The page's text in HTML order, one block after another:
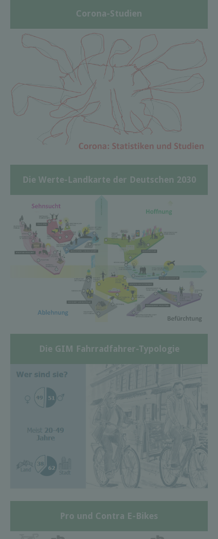
Corona-Studien
Die Werte-Landkarte der Deutschen 2030
Die GIM Fahrradfahrer-Typologie
Pro und Contra E-Bikes